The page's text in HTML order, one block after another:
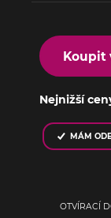
Koupit
Nejnižší
MÁM
OTVÍRACÍ